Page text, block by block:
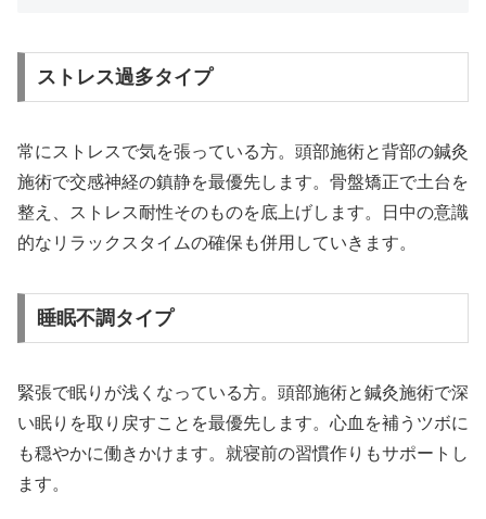
ストレス過多タイプ
常にストレスで気を張っている方。頭部施術と背部の鍼灸
施術で交感神経の鎮静を最優先します。骨盤矯正で土台を
整え、ストレス耐性そのものを底上げします。日中の意識
的なリラックスタイムの確保も併用していきます。
睡眠不調タイプ
緊張で眠りが浅くなっている方。頭部施術と鍼灸施術で深
い眠りを取り戻すことを最優先します。心血を補うツボに
も穏やかに働きかけます。就寝前の習慣作りもサポートし
ます。